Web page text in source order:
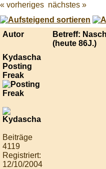
Best
online
live
casino
« vorheriges nächstes »
Autor
Betreff:
(heute 86J.)
Kydascha
Posting
Freak
Beiträge
4119
Registriert:
12/10/2004